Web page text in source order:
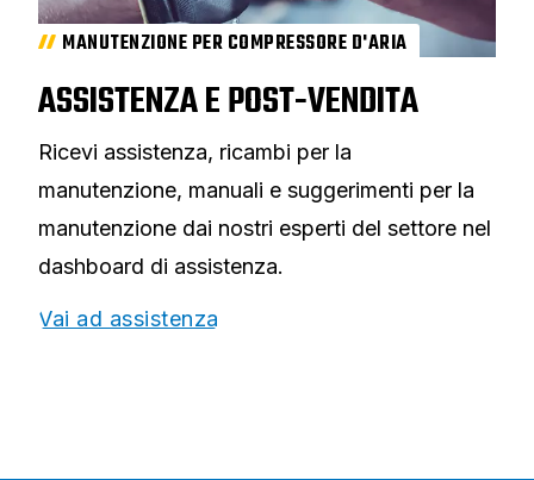
MANUTENZIONE PER COMPRESSORE D'ARIA
ASSISTENZA E POST-VENDITA
Ricevi assistenza, ricambi per la
manutenzione, manuali e suggerimenti per la
manutenzione dai nostri esperti del settore nel
dashboard di assistenza.
Vai ad assistenza